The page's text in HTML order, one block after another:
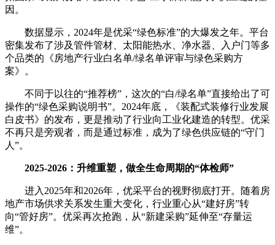
因。
数据显示，2024年是优采“绿色标准”的大爆发之年。平台
密集发布了涉及管件管材、太阳能热水、净水器、入户门等多
个品类的《房地产行业白名单/绿名单评审与绿色采购方
案》。
不同于以往的“推荐榜”，这次的“白/绿名单”直接给出了可
操作的“绿色采购说明书”。2024年底，《装配式装修行业发展
白皮书》的发布，更是推动了行业向工业化建造的转型。优采
不再只是旁观者，而是通过标准，成为了绿色供应链的“守门
人”。
2025-2026：升维重塑，做全生命周期的“体检师”
进入2025年和2026年，优采平台的视野彻底打开。随着房
地产市场供求关系发生重大变化，行业重心从“建好房”转
向“管好房”。优采再次抢跑，从“新建采购”延伸至“存量运
维”。